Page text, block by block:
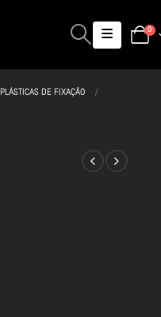
0
PLÁSTICAS DE FIXAÇÃO